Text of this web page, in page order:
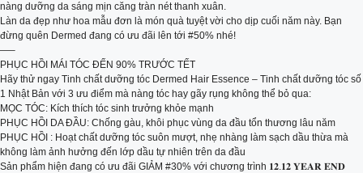
nàng dưỡng da sáng mịn căng tràn nét thanh xuân.
Làn da đẹp như hoa mẫu đơn là món quà tuyệt vời cho dịp cuối năm này. Bạn
đừng quên Dermed đang có ưu đãi lên tới #50% nhé!
—–
PHỤC HỒI MÁI TÓC ĐẾN 90% TRƯỚC TẾT
Hãy thử ngay Tinh chất dưỡng tóc Dermed Hair Essence – Tinh chất dưỡng tóc số
1 Nhật Bản với 3 ưu điểm mà nàng tóc hay gãy rụng không thể bỏ qua:
MỌC TÓC: Kích thích tóc sinh trưởng khỏe mạnh
PHỤC HỒI DA ĐẦU: Chống gàu, khôi phục vùng da đầu tổn thương lâu năm
PHỤC HỒI : Hoạt chất dưỡng tóc suôn mượt, nhẹ nhàng làm sạch dầu thừa mà
không làm ảnh hưởng đến lớp dầu tự nhiên trên da đầu
Sản phẩm hiện đang có ưu đãi GIẢM #30% với chương trình 𝟏𝟐.𝟏𝟐 𝐘𝐄𝐀𝐑 𝐄𝐍𝐃